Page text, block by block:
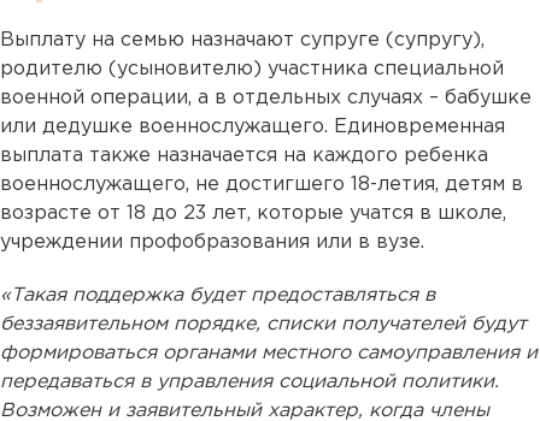
Выплату на семью назначают супруге (супругу),
родителю (усыновителю) участника специальной
военной операции, а в отдельных случаях – бабушке
или дедушке военнослужащего. Единовременная
выплата также назначается на каждого ребенка
военнослужащего, не достигшего 18-летия, детям в
возрасте от 18 до 23 лет, которые учатся в школе,
учреждении профобразования или в вузе.
«Такая поддержка будет предоставляться в
беззаявительном порядке, списки получателей будут
формироваться органами местного самоуправления и
передаваться в управления социальной политики.
Возможен и заявительный характер, когда члены